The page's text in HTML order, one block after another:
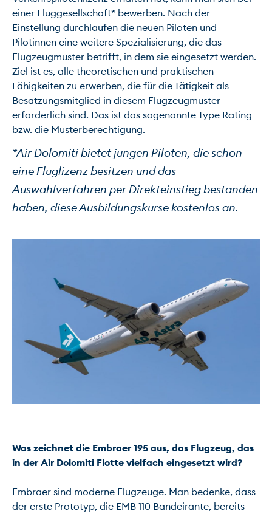
einer Fluggesellschaft* bewerben. Nach der
Einstellung durchlaufen die neuen Piloten und
Pilotinnen eine weitere Spezialisierung, die das
Flugzeugmuster betrifft, in dem sie eingesetzt werden.
Ziel ist es, alle theoretischen und praktischen
Fähigkeiten zu erwerben, die für die Tätigkeit als
Besatzungsmitglied in diesem Flugzeugmuster
erforderlich sind. Das ist das sogenannte Type Rating
*Air Dolomiti bietet jungen Piloten, die schon
eine Fluglizenz besitzen und das
Auswahlverfahren per Direkteinstieg bestanden
haben, diese Ausbildungskurse kostenlos an.
Was zeichnet die Embraer 195 aus, das Flugzeug, das
in der Air Dolomiti Flotte vielfach eingesetzt wird?
Embraer sind moderne Flugzeuge. Man bedenke, dass
der erste Prototyp, die EMB 110 Bandeirante, bereits